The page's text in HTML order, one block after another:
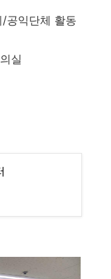
공익단체 활동
실